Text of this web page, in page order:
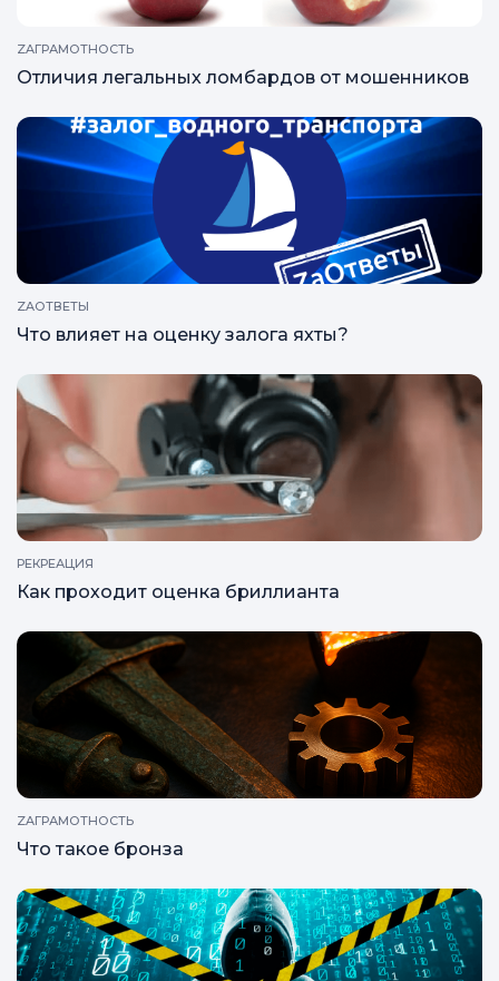
ZAГРАМОТНОСТЬ
Отличия легальных ломбардов от мошенников
ZAОТВЕТЫ
Что влияет на оценку залога яхты?
РЕКРЕАЦИЯ
Как проходит оценка бриллианта
ZAГРАМОТНОСТЬ
Что такое бронза